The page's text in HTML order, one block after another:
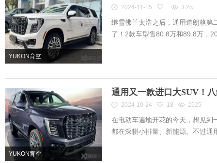
YUKON育空
2024-11-15 3.2w
继雪佛兰太浩之后，通用道朗格第
了！2款车型售80.8万和89.8万，
YUKON育空
通用又一款进口大SUV！
2024-10-24 18 2525
在电动车遍地开花的今天，想见到
都在深耕小排量、新能源。不过通